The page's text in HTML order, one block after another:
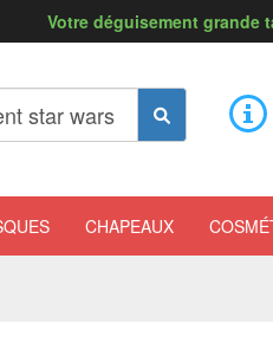
Votre déguisement grande
CHAPEAUX